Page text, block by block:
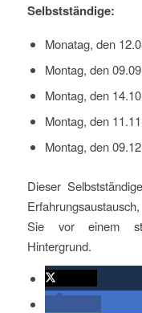
Selbstständige:
Monatag, den
Montag, den
Montag, den
Montag, den
Montag, den
Dieser
Sie vor einem
Hintergrund.